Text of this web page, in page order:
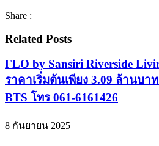
Share :
Related Posts
FLO by Sansiri Riverside
ราคาเริ่มต้นเพียง 3.09 ล้านบา
BTS โทร 061-6161426
8 กันยายน 2025